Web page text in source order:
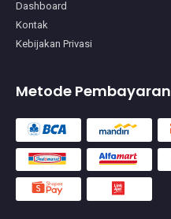
Dashboard
Kontak
Kebijakan Privasi
Metode Pembayaran